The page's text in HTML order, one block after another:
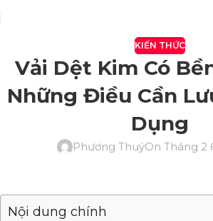
KIẾN THỨC
Vải Dệt Kim Có
Những Điều Cần
Dụng
Phương ThuýOn Tháng 2
Nội dung chính